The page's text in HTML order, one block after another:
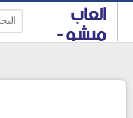
--> العاب
ميشو -
العاب
HTML 5
والعاب